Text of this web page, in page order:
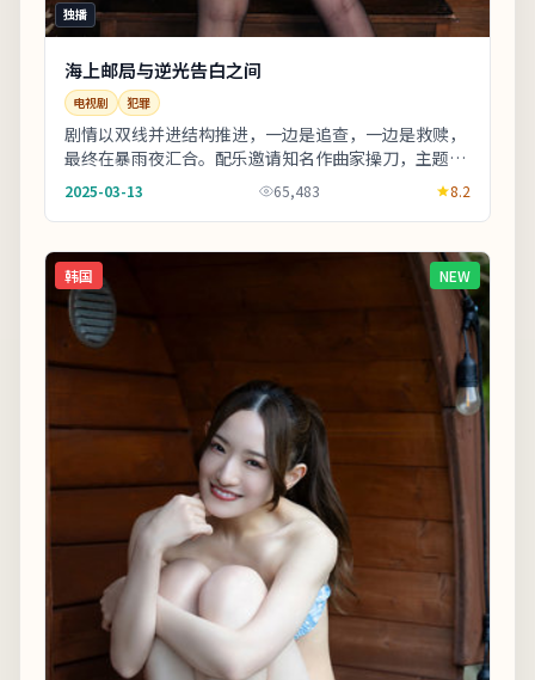
独播
海上邮局与逆光告白之间
电视剧 犯罪
剧情以双线并进结构推进，一边是追查，一边是救赎，
最终在暴雨夜汇合。配乐邀请知名作曲家操刀，主题曲
副歌与剧情高潮同步上扬。片尾字幕包含幕后花絮名
2025-03-13 65,483 8.2
韩国 NEW